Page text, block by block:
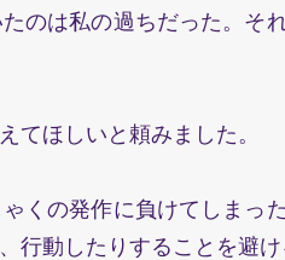
のは私の過ちだった。そ
ほしいと頼みました。
くの発作に負けてしまっ
行動したりすることを避け